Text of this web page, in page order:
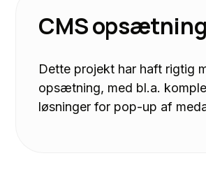
CMS opsætning
Dette projekt har haft rigtig
opsætning, med bl.a.
løsninger for pop-up af